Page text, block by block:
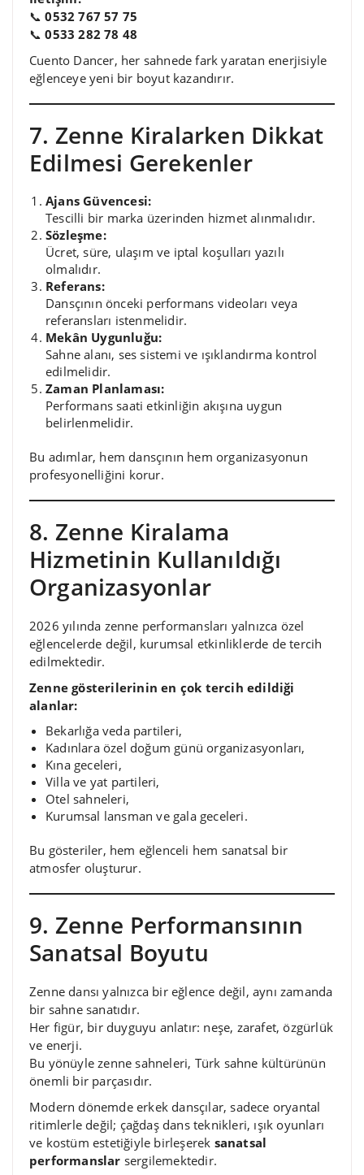
📞0532 767 57 75
📞0533 282 78 48
Cuento Dancer, her sahnede fark yaratan enerjisiyle
eğlenceye yeni bir boyut kazandırır.
7. Zenne Kiralarken Dikkat
Edilmesi Gerekenler
Ajans Güvencesi:
Tescilli bir marka üzerinden hizmet alınmalıdır.
Sözleşme:
Ücret, süre, ulaşım ve iptal koşulları yazılı
olmalıdır.
Referans:
Dansçının önceki performans videoları veya
referansları istenmelidir.
Mekân Uygunluğu:
Sahne alanı, ses sistemi ve ışıklandırma kontrol
edilmelidir.
Zaman Planlaması:
Performans saati etkinliğin akışına uygun
belirlenmelidir.
Bu adımlar, hem dansçının hem organizasyonun
profesyonelliğini korur.
8. Zenne Kiralama
Hizmetinin Kullanıldığı
Organizasyonlar
2026 yılında zenne performansları yalnızca özel
eğlencelerde değil, kurumsal etkinliklerde de tercih
edilmektedir.
Zenne gösterilerinin en çok tercih edildiği
alanlar:
Bekarlığa veda partileri,
Kadınlara özel doğum günü organizasyonları,
Kına geceleri,
Villa ve yat partileri,
Otel sahneleri,
Kurumsal lansman ve gala geceleri.
Bu gösteriler, hem eğlenceli hem sanatsal bir
atmosfer oluşturur.
9. Zenne Performansının
Sanatsal Boyutu
Zenne dansı yalnızca bir eğlence değil, aynı zamanda
bir sahne sanatıdır.
Her figür, bir duyguyu anlatır: neşe, zarafet, özgürlük
ve enerji.
Bu yönüyle zenne sahneleri, Türk sahne kültürünün
önemli bir parçasıdır.
Modern dönemde erkek dansçılar, sadece oryantal
ritimlerle değil; çağdaş dans teknikleri, ışık oyunları
ve kostüm estetiğiyle birleşerek sanatsal
performanslar sergilemektedir.